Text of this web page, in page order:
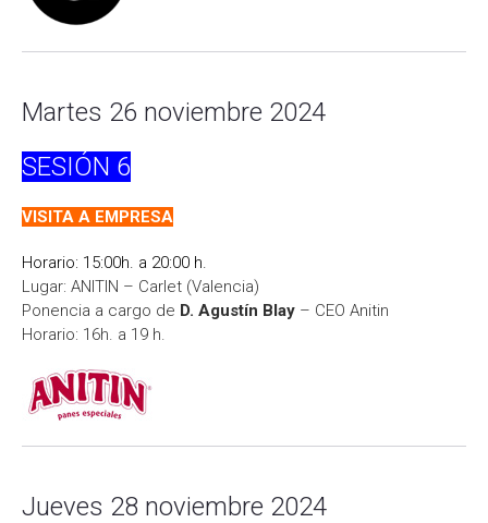
Martes 26 noviembre 2024
SESIÓN 6
VISITA A EMPRESA
Horario: 15:00h. a 20:00 h.
Lugar: ANITIN – Carlet (Valencia)
Ponencia a cargo de D. Agustín Blay – CEO Anitin
Horario: 16h. a 19 h.
Jueves 28 noviembre 2024